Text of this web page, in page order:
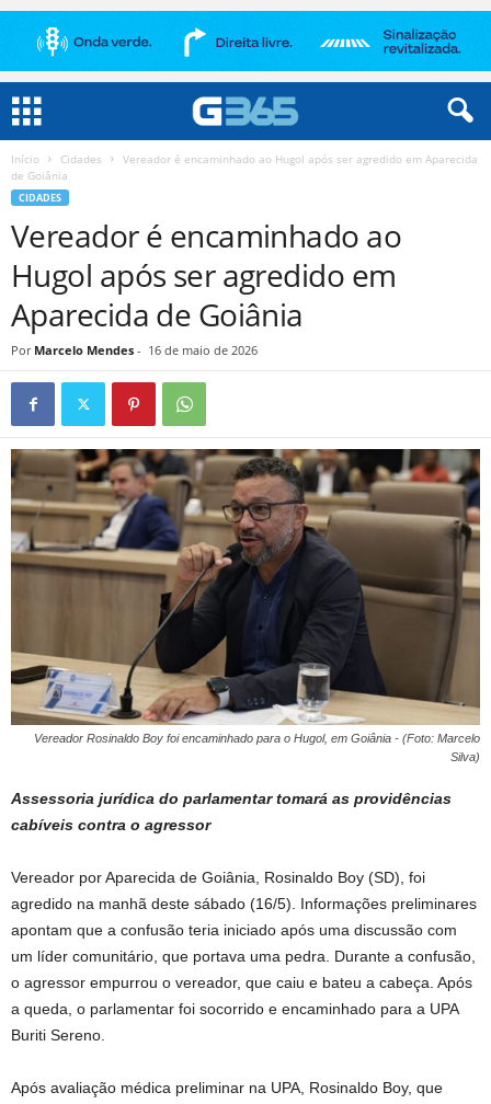
Início Cidades
Vereador é encaminhado ao Hugol após ser agredido em Aparecida
de Goiânia
CIDADES
Vereador é encaminhado ao
Hugol após ser agredido em
Aparecida de Goiânia
Por Marcelo Mendes - 16 de maio de 2026
Vereador Rosinaldo Boy foi encaminhado para o Hugol, em Goiânia - (Foto: Marcelo
Silva)
Assessoria jurídica do parlamentar tomará as providências
cabíveis contra o agressor
Vereador por Aparecida de Goiânia, Rosinaldo Boy (SD), foi
agredido na manhã deste sábado (16/5). Informações preliminares
apontam que a confusão teria iniciado após uma discussão com
um líder comunitário, que portava uma pedra. Durante a confusão,
o agressor empurrou o vereador, que caiu e bateu a cabeça. Após
a queda, o parlamentar foi socorrido e encaminhado para a UPA
Buriti Sereno.
Após avaliação médica preliminar na UPA, Rosinaldo Boy, que